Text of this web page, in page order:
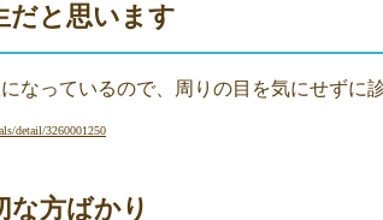
だと思います
なっているので、周りの目を気にせずに
detail/3260001250
な方ばかり